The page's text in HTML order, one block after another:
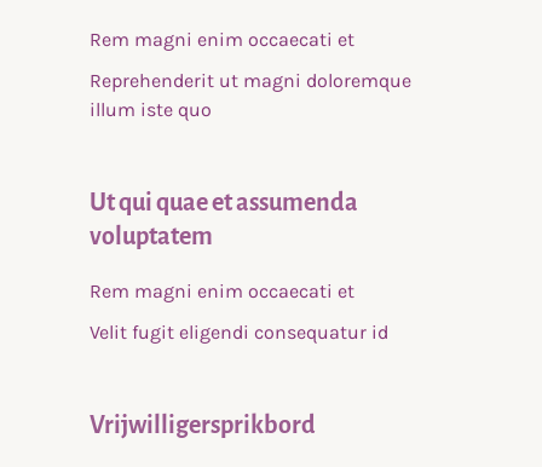
Rem magni enim occaecati et
Reprehenderit ut magni doloremque
illum iste quo
Ut qui quae et assumenda
voluptatem
Rem magni enim occaecati et
Velit fugit eligendi consequatur id
Vrijwilligersprikbord